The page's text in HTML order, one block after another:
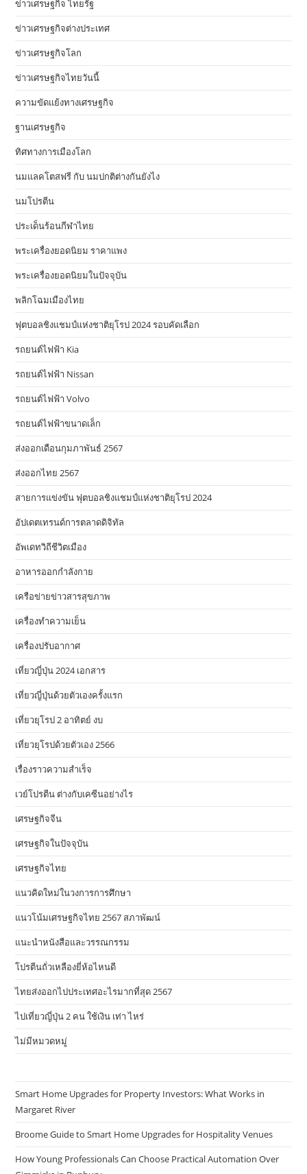
ข่าวเศรษฐกิจ ไทยรัฐ
ข่าวเศรษฐกิจต่างประเทศ
ข่าวเศรษฐกิจโลก
ข่าวเศรษฐกิจไทยวันนี้
ความขัดแย้งทางเศรษฐกิจ
ฐานเศรษฐกิจ
ทิศทางการเมืองโลก
นมแลคโตสฟรี กับ นมปกติต่างกันยังไง
นมโปรตีน
ประเด็นร้อนกีฬาไทย
พระเครื่องยอดนิยม ราคาแพง
พระเครื่องยอดนิยมในปัจจุบัน
พลิกโฉมเมืองไทย
ฟุตบอลชิงแชมป์แห่งชาติยุโรป 2024 รอบคัดเลือก
รถยนต์ไฟฟ้า Kia
รถยนต์ไฟฟ้า Nissan
รถยนต์ไฟฟ้า Volvo
รถยนต์ไฟฟ้าขนาดเล็ก
ส่งออกเดือนกุมภาพันธ์ 2567
ส่งออกไทย 2567
สายการแข่งขัน ฟุตบอลชิงแชมป์แห่งชาติยุโรป 2024
อัปเดตเทรนด์การตลาดดิจิทัล
อัพเดทวิถีชีวิตเมือง
อาหารออกกําลังกาย
เครือข่ายข่าวสารสุขภาพ
เครื่องทำความเย็น
เครื่องปรับอากาศ
เที่ยวญี่ปุ่น 2024 เอกสาร
เที่ยวญี่ปุ่นด้วยตัวเองครั้งแรก
เที่ยวยุโรป 2 อาทิตย์ งบ
เที่ยวยุโรปด้วยตัวเอง 2566
เรื่องราวความสำเร็จ
เวย์โปรตีน ต่างกับเคซีนอย่างไร
เศรษฐกิจจีน
เศรษฐกิจในปัจจุบัน
เศรษฐกิจไทย
แนวคิดใหม่ในวงการการศึกษา
แนวโน้มเศรษฐกิจไทย 2567 สภาพัฒน์
แนะนำหนังสือและวรรณกรรม
โปรตีนถั่วเหลืองยี่ห้อไหนดี
ไทยส่งออกไปประเทศอะไรมากที่สุด 2567
ไปเที่ยวญี่ปุ่น 2 คน ใช้เงิน เท่า ไหร่
ไม่มีหมวดหมู่
Smart Home Upgrades for Property Investors: What Works in
Margaret River
Broome Guide to Smart Home Upgrades for Hospitality Venues
How Young Professionals Can Choose Practical Automation Over